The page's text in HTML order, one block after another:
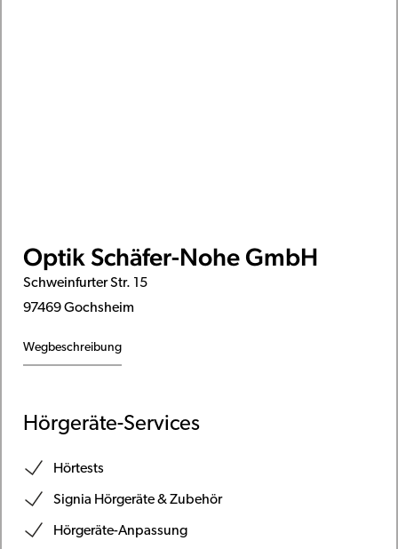
Optik Schäfer-Nohe GmbH
Schweinfurter Str. 15
97469 Gochsheim
Wegbeschreibung
Hörgeräte-Services
Hörtests
Signia Hörgeräte & Zubehör
Hörgeräte-Anpassung